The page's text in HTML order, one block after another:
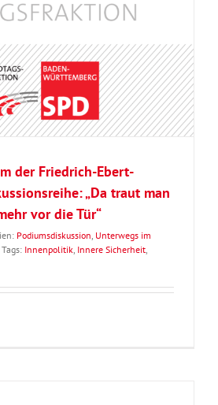
der Friedrich-Ebert-
„Da traut man
vor die Tür“
Podiumsdiskussion, Unterwegs im
Tags: Innenpolitik, Innere Sicherheit,